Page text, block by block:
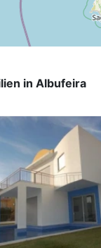
in Albufeira